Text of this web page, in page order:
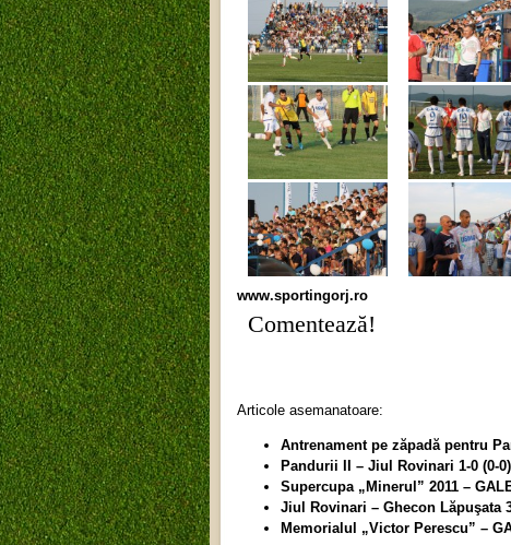
www.sportingorj.ro
Comentează!
Articole asemanatoare:
Antrenament pe zăpadă pentru
Pandurii II – Jiul Rovinari 1-0 (0-
Supercupa „Minerul” 2011 –
Jiul Rovinari – Ghecon Lăpuşata
Memorialul „Victor Perescu” –